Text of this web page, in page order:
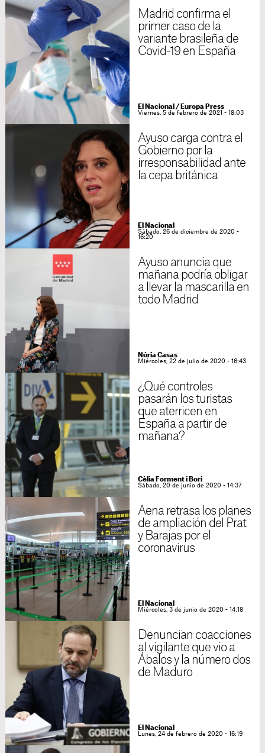
Madrid confirma el
primer caso de la
variante brasileña de
Covid-19 en España
El Nacional / Europa Press
Viernes, 5 de febrero de 2021 - 18:03
Ayuso carga contra el
Gobierno por la
irresponsabilidad ante
la cepa británica
El Nacional
Sábado, 26 de diciembre de 2020 -
16:20
Ayuso anuncia que
mañana podría obligar
a llevar la mascarilla en
todo Madrid
Núria Casas
Miércoles, 22 de julio de 2020 - 16:43
¿Qué controles
pasarán los turistas
que aterricen en
España a partir de
mañana?
Cèlia Forment i Bori
Sábado, 20 de junio de 2020 - 14:37
Aena retrasa los planes
de ampliación del Prat
y Barajas por el
coronavirus
El Nacional
Miércoles, 3 de junio de 2020 - 14:18
Denuncian coacciones
al vigilante que vio a
Ábalos y la número dos
de Maduro
El Nacional
Lunes, 24 de febrero de 2020 - 16:19